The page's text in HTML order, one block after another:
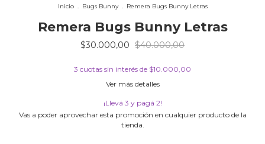
Inicio . Bugs Bunny . Remera Bugs Bunny Letras
Remera Bugs Bunny Letras
$30.000,00 $40.000,00
3 cuotas sin interés de $10.000,00
Ver más detalles
¡Llevá 3 y pagá 2!
Vas a poder aprovechar esta promoción en cualquier producto de la
tienda.